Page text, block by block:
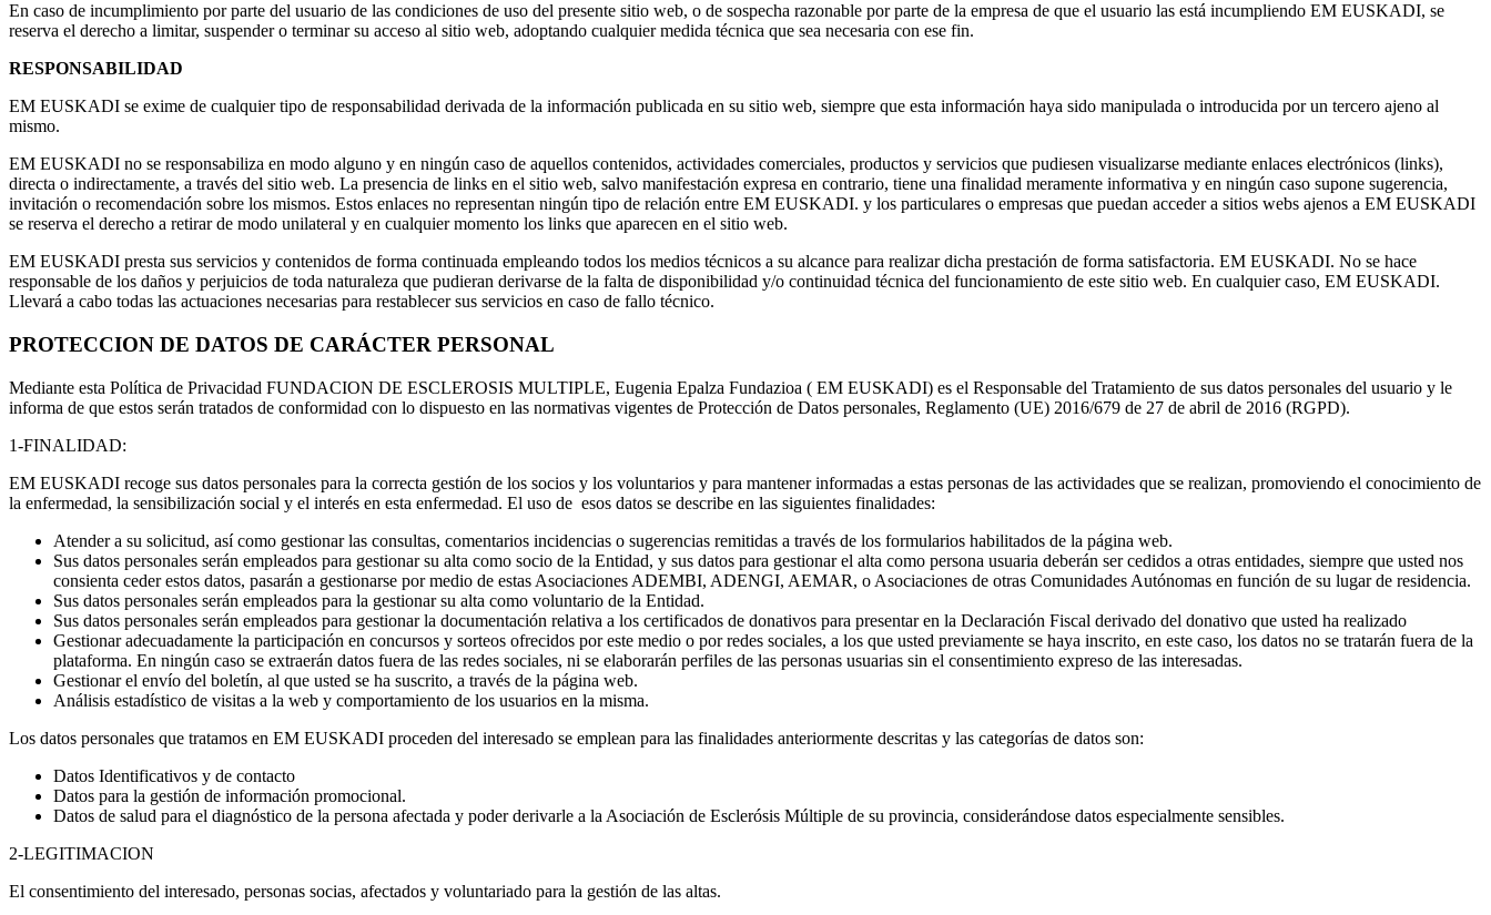
En caso de incumplimiento por parte del usuario de las condiciones de uso del presente sitio web, o de sospecha razonable por parte de la empresa de que el usuario las está incumpliendo EM EUSKADI, se
reserva el derecho a limitar, suspender o terminar su acceso al sitio web, adoptando cualquier medida técnica que sea necesaria con ese fin.
RESPONSABILIDAD
EM EUSKADI se exime de cualquier tipo de responsabilidad derivada de la información publicada en su sitio web, siempre que esta información haya sido manipulada o introducida por un tercero ajeno al
mismo.
EM EUSKADI no se responsabiliza en modo alguno y en ningún caso de aquellos contenidos, actividades comerciales, productos y servicios que pudiesen visualizarse mediante enlaces electrónicos (links),
directa o indirectamente, a través del sitio web. La presencia de links en el sitio web, salvo manifestación expresa en contrario, tiene una finalidad meramente informativa y en ningún caso supone sugerencia,
invitación o recomendación sobre los mismos. Estos enlaces no representan ningún tipo de relación entre EM EUSKADI. y los particulares o empresas que puedan acceder a sitios webs ajenos a EM EUSKADI
se reserva el derecho a retirar de modo unilateral y en cualquier momento los links que aparecen en el sitio web.
EM EUSKADI presta sus servicios y contenidos de forma continuada empleando todos los medios técnicos a su alcance para realizar dicha prestación de forma satisfactoria. EM EUSKADI. No se hace
responsable de los daños y perjuicios de toda naturaleza que pudieran derivarse de la falta de disponibilidad y/o continuidad técnica del funcionamiento de este sitio web. En cualquier caso, EM EUSKADI.
Llevará a cabo todas las actuaciones necesarias para restablecer sus servicios en caso de fallo técnico.
PROTECCION DE DATOS DE CARÁCTER PERSONAL
Mediante esta Política de Privacidad FUNDACION DE ESCLEROSIS MULTIPLE, Eugenia Epalza Fundazioa ( EM EUSKADI) es el Responsable del Tratamiento de sus datos personales del usuario y le
informa de que estos serán tratados de conformidad con lo dispuesto en las normativas vigentes de Protección de Datos personales, Reglamento (UE) 2016/679 de 27 de abril de 2016 (RGPD).
1-FINALIDAD:
EM EUSKADI recoge sus datos personales para la correcta gestión de los socios y los voluntarios y para mantener informadas a estas personas de las actividades que se realizan, promoviendo el conocimiento de
la enfermedad, la sensibilización social y el interés en esta enfermedad. El uso de esos datos se describe en las siguientes finalidades:
Atender a su solicitud, así como gestionar las consultas, comentarios incidencias o sugerencias remitidas a través de los formularios habilitados de la página web.
Sus datos personales serán empleados para gestionar su alta como socio de la Entidad, y sus datos para gestionar el alta como persona usuaria deberán ser cedidos a otras entidades, siempre que usted nos
consienta ceder estos datos, pasarán a gestionarse por medio de estas Asociaciones ADEMBI, ADENGI, AEMAR, o Asociaciones de otras Comunidades Autónomas en función de su lugar de residencia.
Sus datos personales serán empleados para la gestionar su alta como voluntario de la Entidad.
Sus datos personales serán empleados para gestionar la documentación relativa a los certificados de donativos para presentar en la Declaración Fiscal derivado del donativo que usted ha realizado
Gestionar adecuadamente la participación en concursos y sorteos ofrecidos por este medio o por redes sociales, a los que usted previamente se haya inscrito, en este caso, los datos no se tratarán fuera de la
plataforma. En ningún caso se extraerán datos fuera de las redes sociales, ni se elaborarán perfiles de las personas usuarias sin el consentimiento expreso de las interesadas.
Gestionar el envío del boletín, al que usted se ha suscrito, a través de la página web.
Análisis estadístico de visitas a la web y comportamiento de los usuarios en la misma.
Los datos personales que tratamos en EM EUSKADI proceden del interesado se emplean para las finalidades anteriormente descritas y las categorías de datos son:
Datos Identificativos y de contacto
Datos para la gestión de información promocional.
Datos de salud para el diagnóstico de la persona afectada y poder derivarle a la Asociación de Esclerósis Múltiple de su provincia, considerándose datos especialmente sensibles.
2-LEGITIMACION
El consentimiento del interesado, personas socias, afectados y voluntariado para la gestión de las altas.